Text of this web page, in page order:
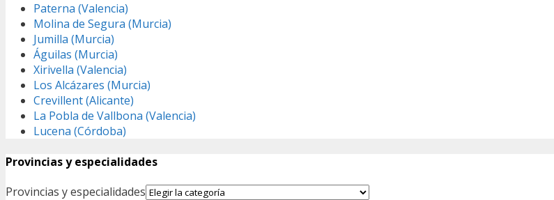
Paterna (Valencia)
Molina de Segura (Murcia)
Jumilla (Murcia)
Águilas (Murcia)
Xirivella (Valencia)
Los Alcázares (Murcia)
Crevillent (Alicante)
La Pobla de Vallbona (Valencia)
Lucena (Córdoba)
Provincias y especialidades
Provincias y especialidades